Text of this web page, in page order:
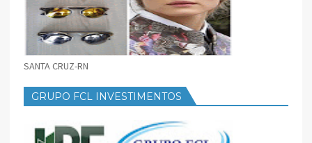
SANTA CRUZ-RN
GRUPO FCL INVESTIMENTOS